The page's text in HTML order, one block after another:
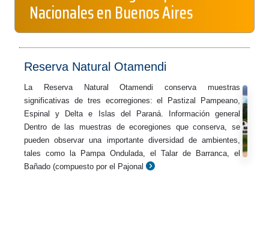
Nacionales en Buenos Aires
Reserva Natural Otamendi
La Reserva Natural Otamendi conserva muestras
significativas de tres ecorregiones: el Pastizal Pampeano,
Espinal y Delta e Islas del Paraná. Información general
Dentro de las muestras de ecoregiones que conserva, se
pueden observar una importante diversidad de ambientes,
tales como la Pampa Ondulada, el Talar de Barranca, el
Bañado (compuesto por el Pajonal